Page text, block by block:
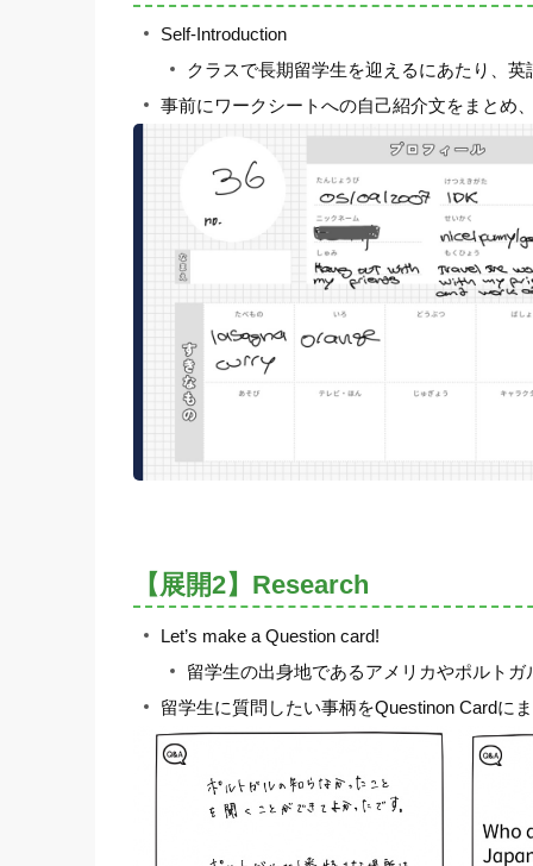
Self-Introduction
クラスで長期留学生を迎えるにあたり、
事前にワークシートへの自己紹介文をまと
【展開2】Research
Let’s make a Question card!
留学生の出身地であるアメリカやポルト
留学生に質問したい事柄をQuestinon Cardに